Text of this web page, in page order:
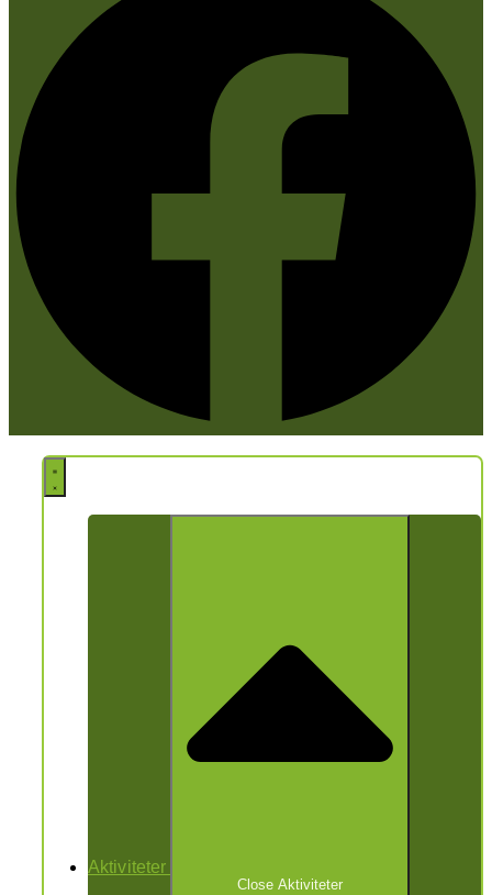
Aktiviteter
Close Aktiviteter